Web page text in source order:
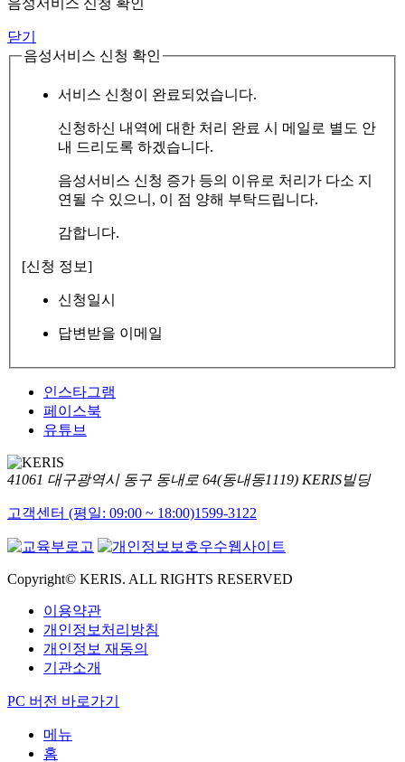
음성서비스 신청 확인
닫기
음성서비스 신청 확인
서비스 신청이 완료되었습니다.
신청하신 내역에 대한 처리 완료 시 메일로 별도 안
내 드리도록 하겠습니다.
음성서비스 신청 증가 등의 이유로 처리가 다소 지
연될 수 있으니, 이 점 양해 부탁드립니다.
감합니다.
[신청 정보]
신청일시
답변받을 이메일
인스타그램
페이스북
유튜브
41061 대구광역시 동구 동내로 64(동내동1119) KERIS빌딩
고객센터 (평일: 09:00 ~ 18:00)1599-3122
Copyright© KERIS. ALL RIGHTS RESERVED
이용약관
개인정보처리방침
개인정보 재동의
기관소개
PC 버전 바로가기
메뉴
홈